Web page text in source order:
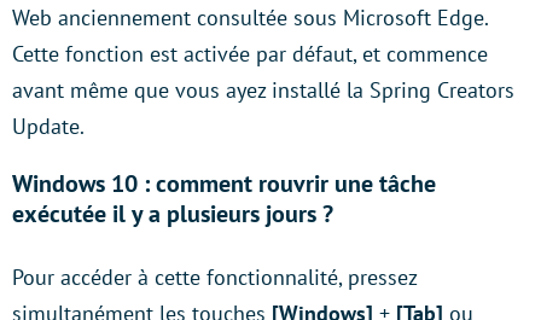
Web anciennement consultée sous Microsoft Edge.
Cette fonction est activée par défaut, et commence
avant même que vous ayez installé la Spring Creators
Update.
Windows 10 : comment rouvrir une tâche
exécutée il y a plusieurs jours ?
Pour accéder à cette fonctionnalité, pressez
simultanément les touches [Windows] + [Tab] ou